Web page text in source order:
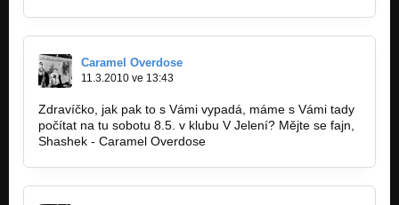
Caramel Overdose
11.3.2010 ve 13:43
Zdravíčko, jak pak to s Vámi vypadá, máme s Vámi tady
počítat na tu sobotu 8.5. v klubu V Jelení? Mějte se fajn,
Shashek - Caramel Overdose